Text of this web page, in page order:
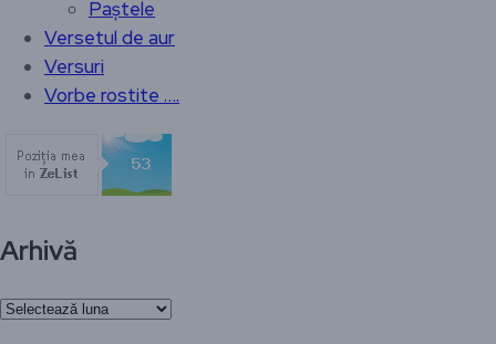
Paștele
Versetul de aur
Versuri
Vorbe rostite ….
Arhivă
Arhivă